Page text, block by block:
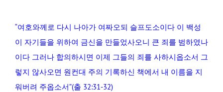
“여호와께로 다시 나아가 여짜오되 슬프도소이다 이 백성
이 자기들을 위하여 금신을 만들었사오니 큰 죄를 범하였나
이다 그러나 합의하시면 이제 그들의 죄를 사하시옵소서 그
렇지 않사오면 원컨대 주의 기록하신 책에서 내 이름을 지
워버려 주옵소서”(출 32:31-32)